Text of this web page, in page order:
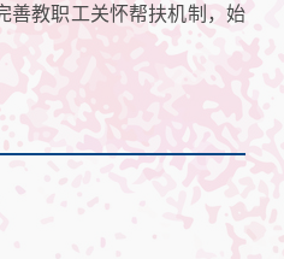
善教职工关怀帮扶机制，始